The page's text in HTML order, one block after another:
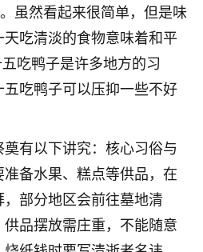
虽然看起来很简单，但是味
吃清淡的食物意味着和平
吃鸭子是许多地方的习
吃鸭子可以压抑一些不好
有以下讲究：核心习俗与
备水果、糕点等供品，在
部分地区会前往墓地清
品摆放需庄重，不能随意
病病殃殃的，去检查又没什么大
服。中医西医看遍了，找不到问
有人推荐慧来老师，跟老师聊过
，也听老师建议，处理了一些因
身体比以前好多，主要是心情好
跟老师聊过之后，最大的感
会变好，万般皆是命，半点
9